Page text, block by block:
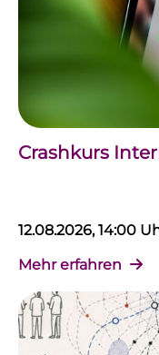
Crashkurs
12.08.2026, 14:00
Mehr erfahren